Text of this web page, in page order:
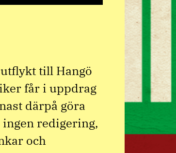
till Hangö
får i uppdrag
därpå göra
redigering,
och